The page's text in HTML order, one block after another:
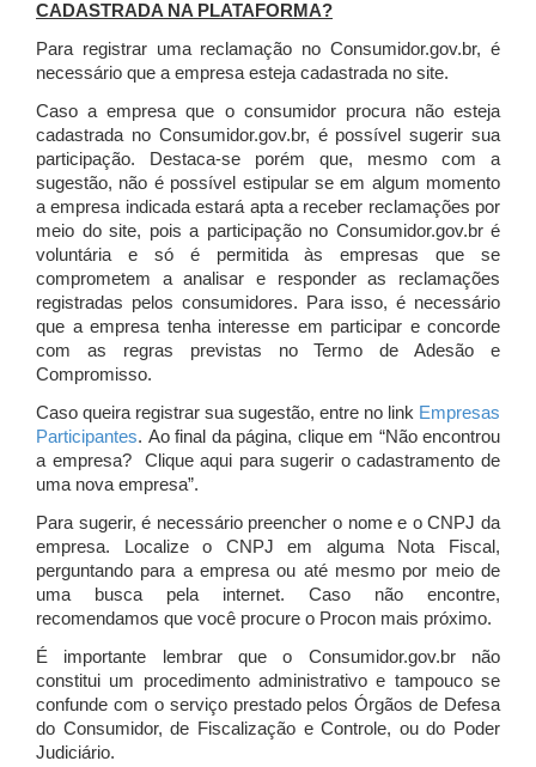
CADASTRADA NA PLATAFORMA?
Para registrar uma reclamação no Consumidor.gov.br, é
necessário que a empresa esteja cadastrada no site.
Caso a empresa que o consumidor procura não esteja
cadastrada no Consumidor.gov.br, é possível sugerir sua
participação. Destaca-se porém que, mesmo com a
sugestão, não é possível estipular se em algum momento
a empresa indicada estará apta a receber reclamações por
meio do site, pois a participação no Consumidor.gov.br é
voluntária e só é permitida às empresas que se
comprometem a analisar e responder as reclamações
registradas pelos consumidores. Para isso, é necessário
que a empresa tenha interesse em participar e concorde
com as regras previstas no Termo de Adesão e
Compromisso.
Caso queira registrar sua sugestão, entre no link Empresas
Participantes. Ao final da página, clique em “Não encontrou
a empresa? Clique aqui para sugerir o cadastramento de
uma nova empresa”.
Para sugerir, é necessário preencher o nome e o CNPJ da
empresa. Localize o CNPJ em alguma Nota Fiscal,
perguntando para a empresa ou até mesmo por meio de
uma busca pela internet. Caso não encontre,
recomendamos que você procure o Procon mais próximo.
É importante lembrar que o Consumidor.gov.br não
constitui um procedimento administrativo e tampouco se
confunde com o serviço prestado pelos Órgãos de Defesa
do Consumidor, de Fiscalização e Controle, ou do Poder
Judiciário.